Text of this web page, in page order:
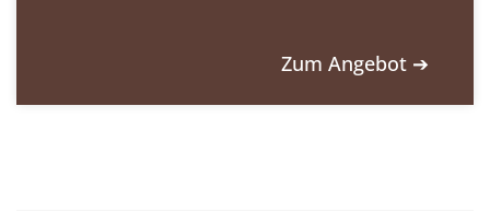
Zum Angebot ➔